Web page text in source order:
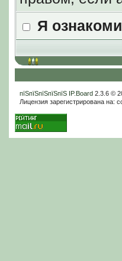
Я
пїЅпїЅпїЅпїЅпїЅ IP.Board2.3.6 ©
Лицензия зарегистрирована на: